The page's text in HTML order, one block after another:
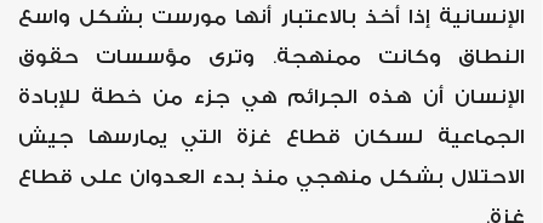
الإنسانية إذا أخذ بالاعتبار أنها مورست بشكل واسع
النطاق وكانت ممنهجة. وترى مؤسسات حقوق
الإنسان أن هذه الجرائم هي جزء من خطة للإبادة
الجماعية لسكان قطاع غزة التي يمارسها جيش
الاحتلال بشكل منهجي منذ بدء العدوان على قطاع
غزة.